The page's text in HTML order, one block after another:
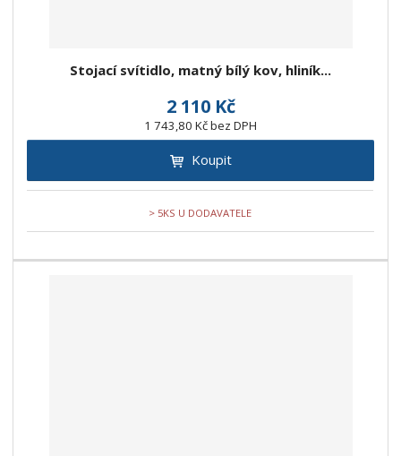
Stojací svítidlo, matný bílý kov, hliník...
2 110 Kč
1 743,80 Kč bez DPH
Koupit
> 5KS U DODAVATELE